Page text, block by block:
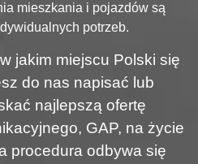
mieszkania i pojazdów są
potrzeb.
jakim miejscu Polski się
do nas napisać lub
najlepszą ofertę
GAP, na życie
procedura odbywa się